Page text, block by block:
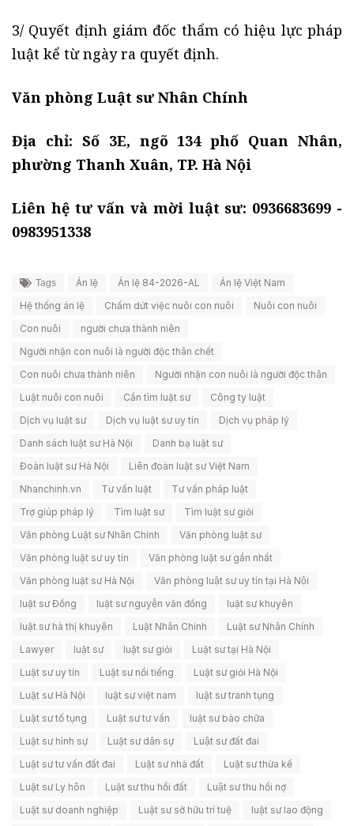
3/ Quyết định giám đốc thẩm có hiệu lực pháp
luật kể từ ngày ra quyết định.
Văn phòng Luật sư Nhân Chính
Địa chỉ: Số 3E, ngõ 134 phố Quan Nhân,
phường Thanh Xuân, TP. Hà Nội
Liên hệ tư vấn và mời luật sư: 0936683699 -
0983951338
Tags Án lệ Án lệ 84-2026-AL
Án lệ Việt Nam
Hệ thống án lệ
Chấm dứt việc nuôi con nuôi
Nuôi con nuôi
Con nuôi
người chưa thành niên
Người nhận con nuôi là người độc thân chết
Con nuôi chưa thành niên
Người nhận con nuôi là người độc thân
Luật nuôi con nuôi
Cần tìm luật sư
Công ty luật
Dịch vụ luật sư
Dịch vụ luật sư uy tín
Dịch vụ pháp lý
Danh sách luật sư Hà Nội
Danh bạ luật sư
Đoàn luật sư Hà Nội
Liên đoàn luật sư Việt Nam
Nhanchinh.vn
Tư vấn luật
Tư vấn pháp luật
Trợ giúp pháp lý
Tìm luật sư
Tìm luật sư giỏi
Văn phòng Luật sư Nhân Chính
Văn phòng luật sư
Văn phòng luật sư uy tín
Văn phòng luật sư gần nhất
Văn phòng luật sư Hà Nội
Văn phòng luật sư uy tín tại Hà Nội
luật sư Đồng
luật sư nguyễn văn đồng
luật sư khuyên
luật sư hà thị khuyên
Luật Nhân Chính
Luật sư Nhân Chính
Lawyer
luật sư luật sư giỏi
Luật sư tại Hà Nội
Luật sư uy tín
Luật sư nổi tiếng
Luật sư giỏi Hà Nội
Luật sư Hà Nội
luật sư việt nam
luật sư tranh tụng
Luật sư tố tụng
Luật sư tư vấn
luật sư bào chữa
Luật sư hình sự
Luật sư dân sự
Luật sư đất đai
Luật sư tư vấn đất đai
Luật sư nhà đất
Luật sư thừa kế
Luật sư Ly hôn
Luật sư thu hồi đất
Luật sư thu hồi nợ
Luật sư doanh nghiệp
Luật sư sở hữu trí tuệ
luật sư lao động